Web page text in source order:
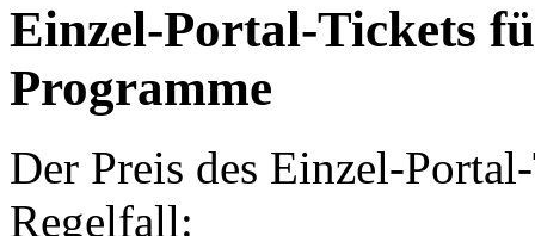
Einzel-Portal-Tickets
Programme
Der Preis des Einzel-
Regelfall: